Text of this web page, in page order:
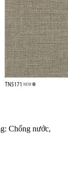
Chống nước,